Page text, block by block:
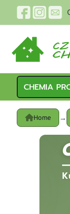
CHEMIA
Home →